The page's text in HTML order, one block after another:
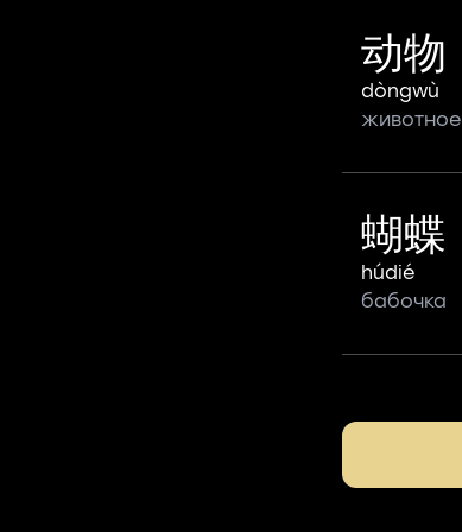
动物
dòngwù
животное
蝴蝶
húdié
бабочка